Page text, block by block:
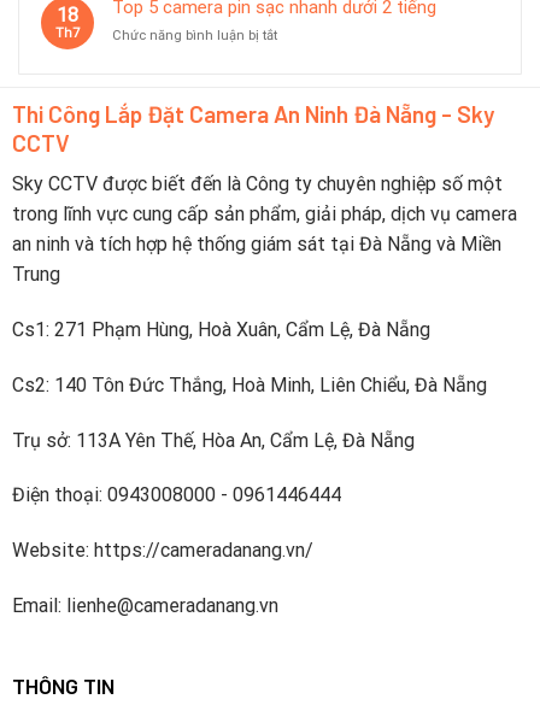
dùng
báo
trực
tiếp
thoại
18
Th7
Top 5 camera pin sạc nhanh dưới 2 tiếng
Chức năng bình luận bị tắtở
pin
dưới
2
tiếng
Thi Công Lắp Đặt Camera An Ninh Đà Nẵng - Sky
CCTV
Sky CCTV được biết đến là Công ty chuyên nghiệp số một
trong lĩnh vực cung cấp sản phẩm, giải pháp, dịch vụ camera
an ninh và tích hợp hệ thống giám sát tại Đà Nẵng và Miền
Trung
Cs1: 271 Phạm Hùng, Hoà Xuân, Cẩm Lệ, Đà Nẵng
Cs2: 140 Tôn Đức Thắng, Hoà Minh, Liên Chiểu, Đà Nẵng
Trụ sở: 113A Yên Thế, Hòa An, Cẩm Lệ, Đà Nẵng
Điện thoại: 0943008000 - 0961446444
Website: https://cameradanang.vn/
Email: lienhe@cameradanang.vn
THÔNG TIN